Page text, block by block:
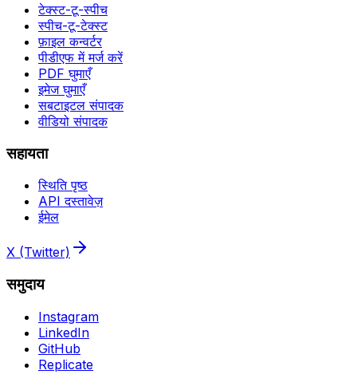
टेक्स्ट-टू-स्पीच
स्पीच-टू-टेक्स्ट
फ़ाइल कन्वर्टर
पीडीएफ में मर्ज करें
PDF घुमाएँ
इमेज घुमाएँ
सबटाइटल संपादक
वीडियो संपादक
सहायता
स्थिति पृष्ठ
API दस्तावेज़
ईमेल
X (Twitter)
समुदाय
Instagram
LinkedIn
GitHub
Replicate